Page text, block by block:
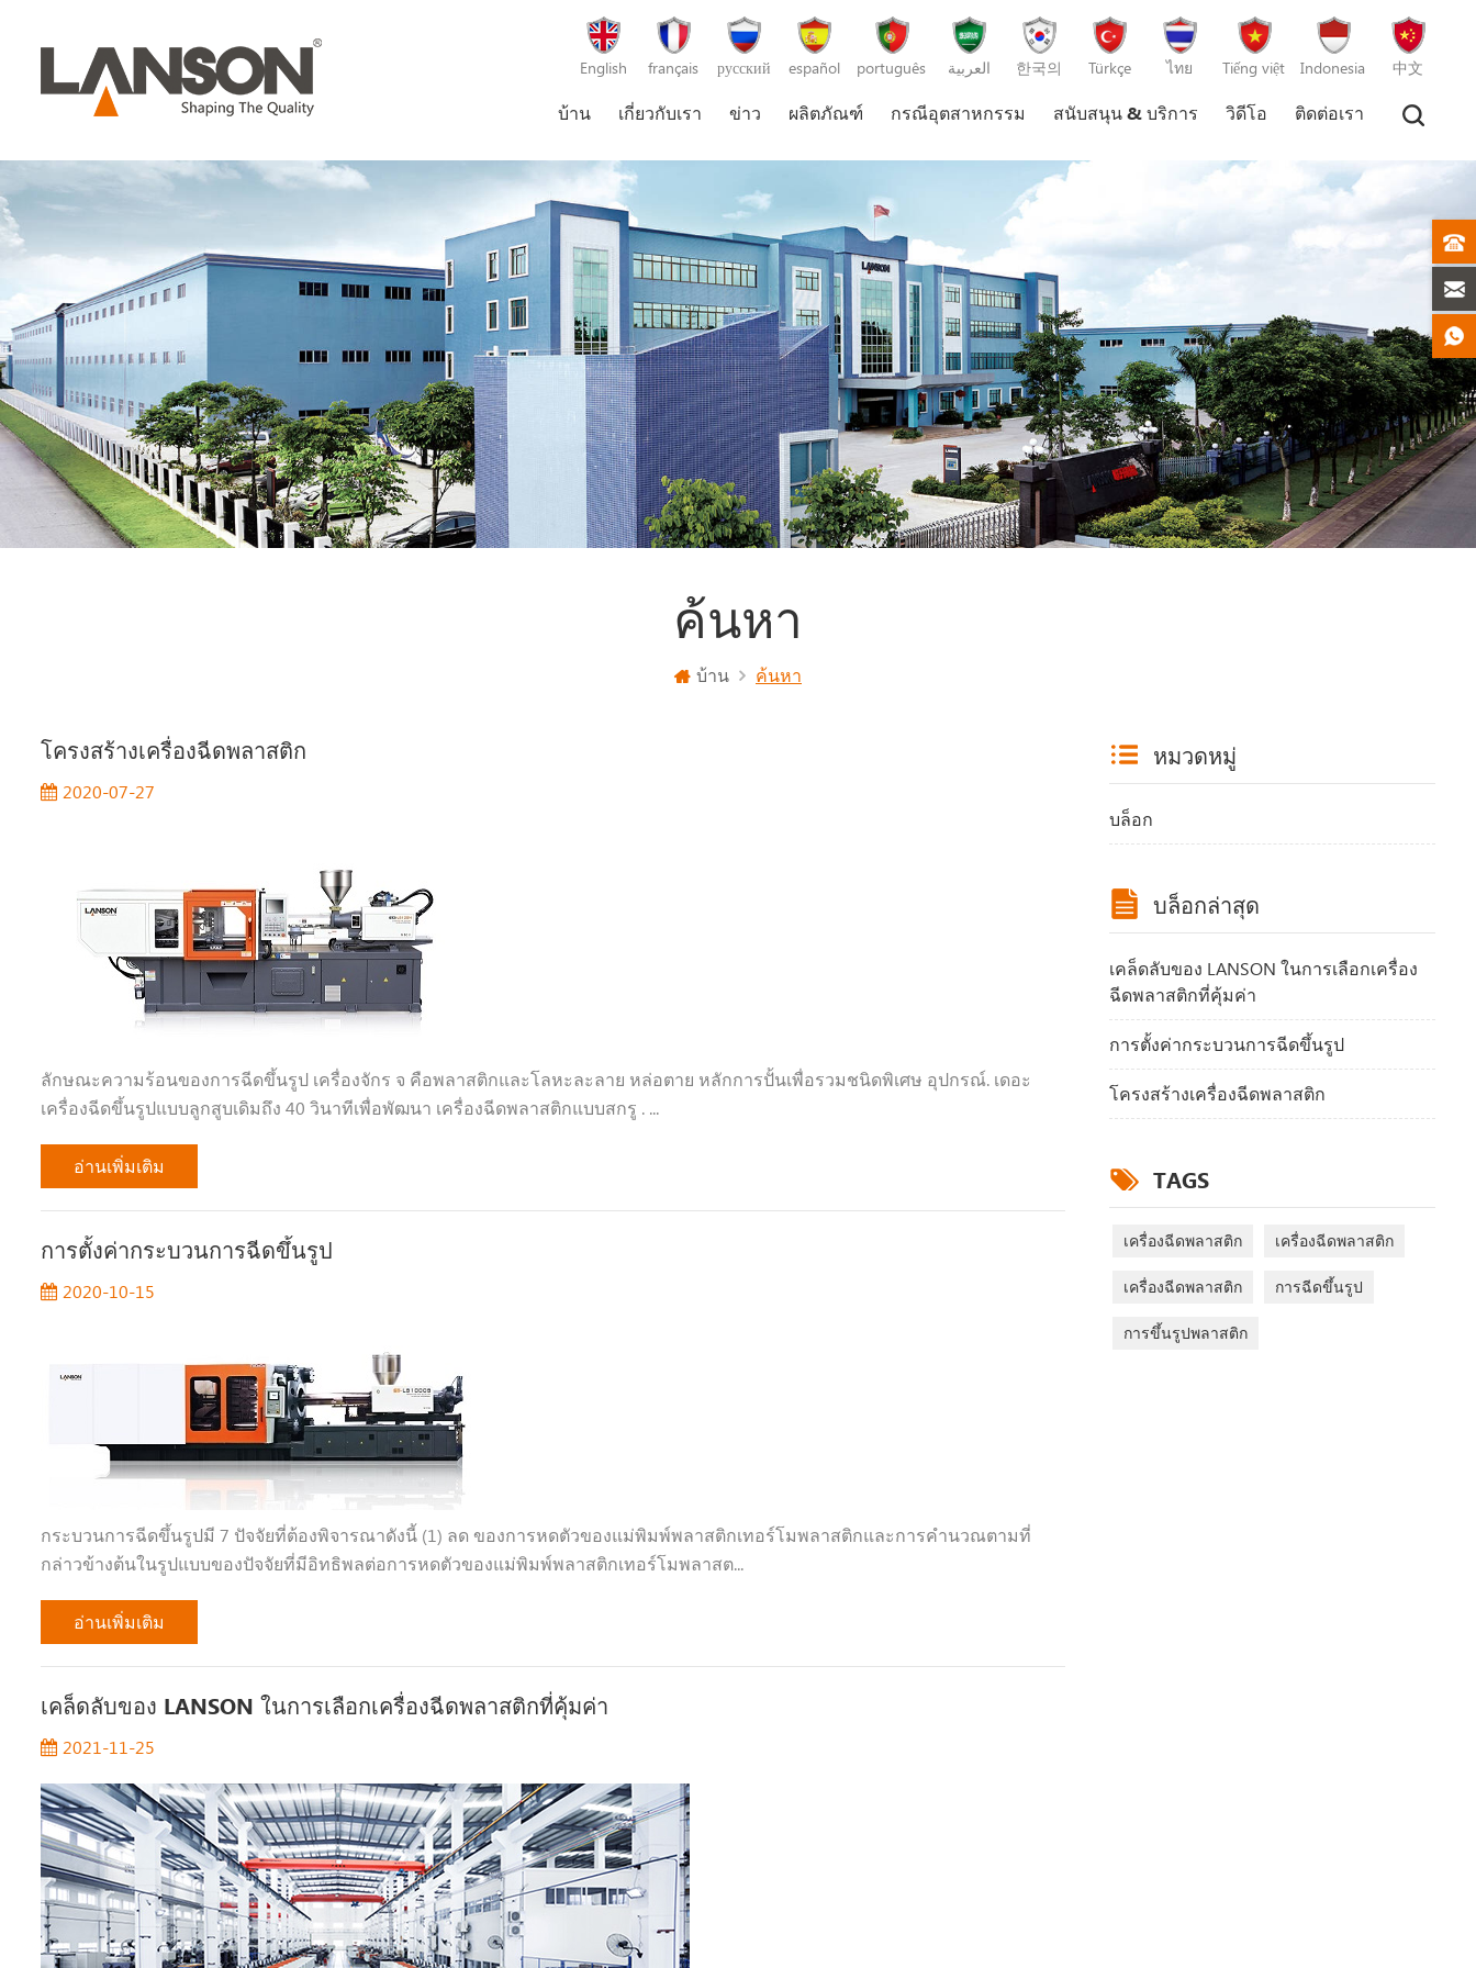
English français русский español português العربية 한국의 Türkçe ไทย Tiếng việt Indonesia 中文
บ้าน เกี่ยวกับเรา ข่าว ผลิตภัณฑ์ กรณีอุตสาหกรรม สนับสนุน & บริการ วิดีโอ ติดต่อเรา
ค้นหา
บ้าน ค้นหา
โครงสร้างเครื่องฉีดพลาสติก
2020-07-27
ลักษณะความร้อนของการฉีดขึ้นรูป เครื่องจักร จ คือพลาสติกและโลหะละลาย หล่อตาย หลักการปั้นเพื่อรวมชนิดพิเศษ อุปกรณ์. เดอะ
เครื่องฉีดขึ้นรูปแบบลูกสูบเดิมถึง 40 วินาทีเพื่อพัฒนา เครื่องฉีดพลาสติกแบบสกรู . ...
อ่านเพิ่มเติม
การตั้งค่ากระบวนการฉีดขึ้นรูป
2020-10-15
กระบวนการฉีดขึ้นรูปมี 7 ปัจจัยที่ต้องพิจารณาดังนี้ (1) ลด ของการหดตัวของแม่พิมพ์พลาสติกเทอร์โมพลาสติกและการคำนวณตามที่
กล่าวข้างต้นในรูปแบบของปัจจัยที่มีอิทธิพลต่อการหดตัวของแม่พิมพ์พลาสติกเทอร์โมพลาสต...
อ่านเพิ่มเติม
เคล็ดลับของ LANSON ในการเลือกเครื่องฉีดพลาสติกที่คุ้มค่า
2021-11-25
หมวดหมู่
บล็อก
บล็อกล่าสุด
เคล็ดลับของ LANSON ในการเลือกเครื่อง
ฉีดพลาสติกที่คุ้มค่า
การตั้งค่ากระบวนการฉีดขึ้นรูป
โครงสร้างเครื่องฉีดพลาสติก
TAGS
เครื่องฉีดพลาสติก เครื่องฉีดพลาสติก
เครื่องฉีดพลาสติก การฉีดขึ้นรูป
การขึ้นรูปพลาสติก